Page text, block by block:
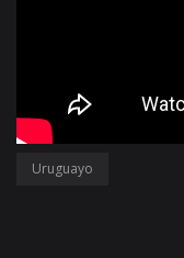
Uruguayo